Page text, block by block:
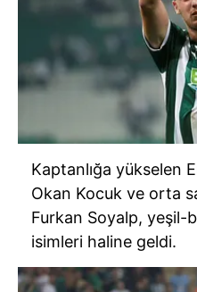
Kaptanlığa yükselen
Okan Kocuk ve orta
Furkan Soyalp, yeşil-
isimleri haline geldi.